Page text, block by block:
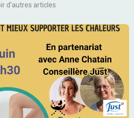
d'autres articles